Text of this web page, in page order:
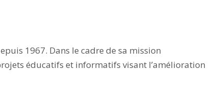
1967. Dans le cadre de sa mission
éducatifs et informatifs visant l’amélioration